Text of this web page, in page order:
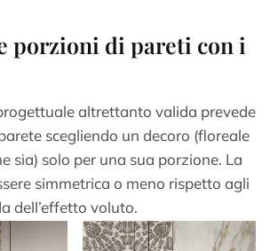
porzioni di pareti con i
altrettanto valida prevede
scegliendo un decoro (floreale
sia) solo per una sua porzione. La
simmetrica o meno rispetto agli
dell’effetto voluto.